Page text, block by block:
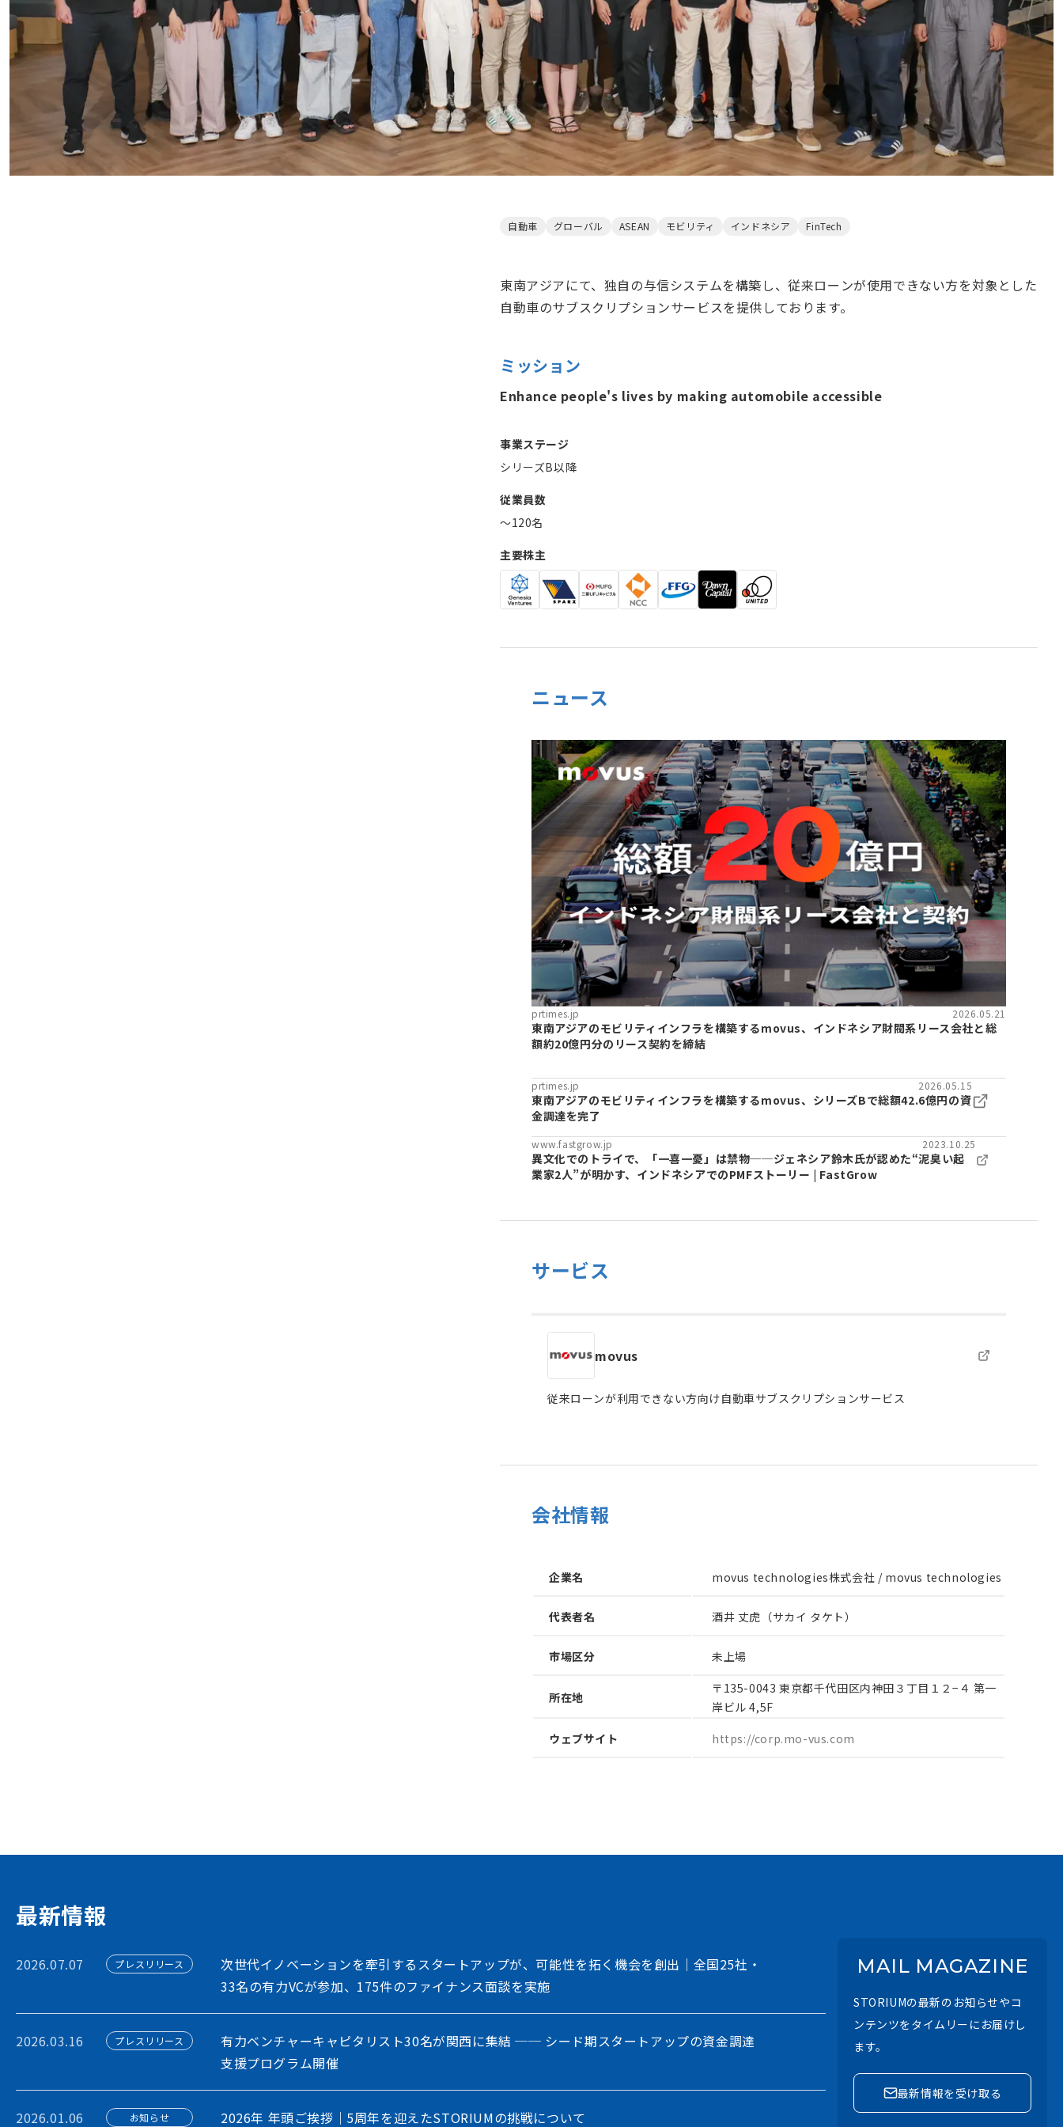
自動車 グローバル ASEAN モビリティ インドネシア FinTech
東南アジアにて、独自の与信システムを構築し、従来ローンが使用できない方を対象とした
自動車のサブスクリプションサービスを提供しております。
ミッション
Enhance people's lives by making automobile accessible
事業ステージ
シリーズB以降
従業員数
〜120名
主要株主
ニュース
prtimes.jp 2026.05.21
東南アジアのモビリティインフラを構築するmovus、インドネシア財閥系リース会社と総
額約20億円分のリース契約を締結
prtimes.jp 2026.05.15
東南アジアのモビリティインフラを構築するmovus、シリーズBで総額42.6億円の資
金調達を完了
www.fastgrow.jp 2023.10.25
異文化でのトライで、「一喜一憂」は禁物──ジェネシア鈴木氏が認めた“泥臭い起
業家2人”が明かす、インドネシアでのPMFストーリー | FastGrow
サービス
movus
従来ローンが利用できない方向け自動車サブスクリプションサービス
会社情報
企業名 movus technologies株式会社 / movus technologies
代表者名 酒井 丈虎（サカイ タケト）
市場区分 未上場
所在地
〒135-0043 東京都千代田区内神田３丁目１２−４ 第一
岸ビル 4,5F
ウェブサイト
https://corp.mo-vus.com
最新情報
2026.07.07 プレスリリース
次世代イノベーションを牽引するスタートアップが、可能性を拓く機会を創出｜全国25社・
33名の有力VCが参加、175件のファイナンス面談を実施
2026.03.16 プレスリリース
有力ベンチャーキャピタリスト30名が関西に集結 ── シード期スタートアップの資金調達
支援プログラム開催
2026.01.06 お知らせ 2026年 年頭ご挨拶｜5周年を迎えたSTORIUMの挑戦について
MAIL MAGAZINE
STORIUMの最新のお知らせやコ
ンテンツをタイムリーにお届けし
ます。
最新情報を受け取る